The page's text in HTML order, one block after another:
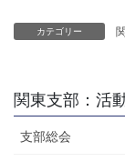
カテゴリー
関東支部：活
支部総会